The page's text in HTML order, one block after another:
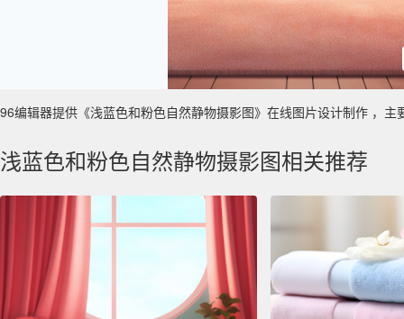
96编辑器提供《浅蓝色和粉色自然静物摄影图》在线图片设计制作 ，
浅蓝色和粉色自然静物摄影图相关推荐